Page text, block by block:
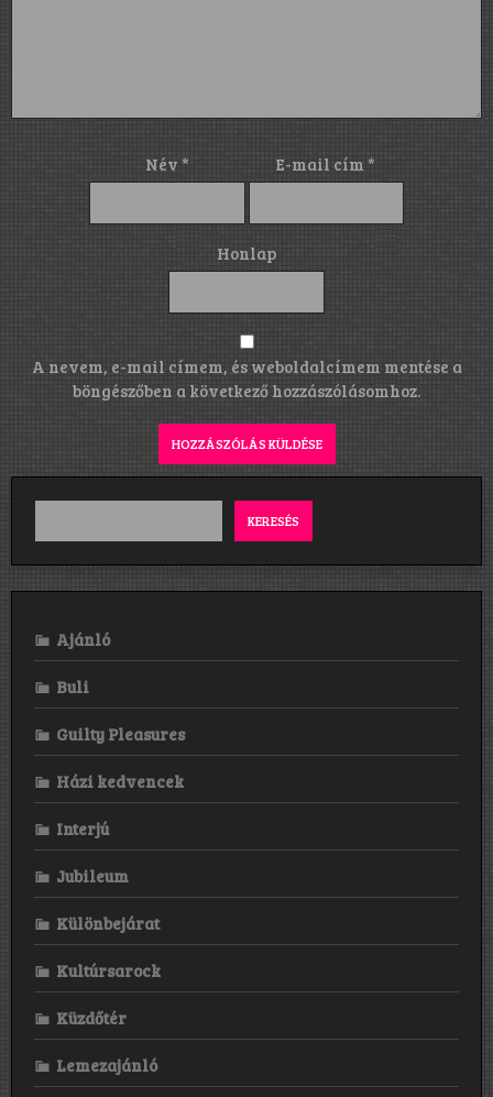
Név * E-mail cím *
Honlap
A nevem, e-mail címem, és weboldalcímem mentése a
böngészőben a következő hozzászólásomhoz.
KERESÉS
Ajánló
Buli
Guilty Pleasures
Házi kedvencek
Interjú
Jubileum
Különbejárat
Kultúrsarock
Küzdőtér
Lemezajánló